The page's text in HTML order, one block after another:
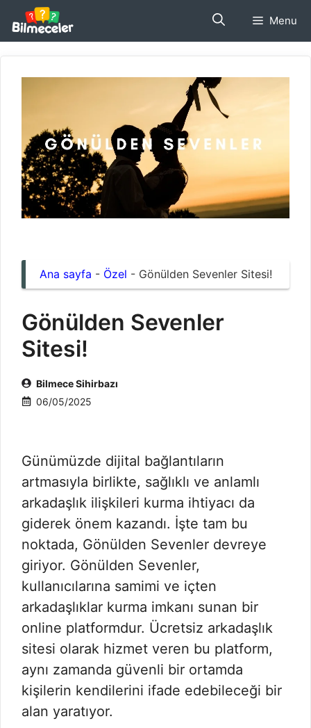
İçeriğe
atla
Menu
Ana sayfa - Özel - Gönülden Sevenler Sitesi!
Gönülden Sevenler
Sitesi!
Bilmece Sihirbazı
06/05/2025
Günümüzde dijital bağlantıların
artmasıyla birlikte, sağlıklı ve anlamlı
arkadaşlık ilişkileri kurma ihtiyacı da
giderek önem kazandı. İşte tam bu
noktada, Gönülden Sevenler devreye
giriyor. Gönülden Sevenler,
kullanıcılarına samimi ve içten
arkadaşlıklar kurma imkanı sunan bir
online platformdur. Ücretsiz arkadaşlık
sitesi olarak hizmet veren bu platform,
aynı zamanda güvenli bir ortamda
kişilerin kendilerini ifade edebileceği bir
alan yaratıyor.